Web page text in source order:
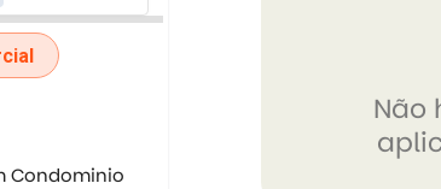
Condominio
Não